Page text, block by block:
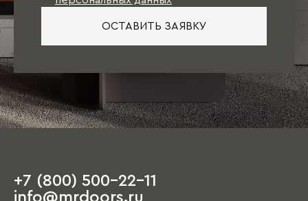
ОСТАВИТЬ ЗАЯВКУ
+7 (800) 500-22-11
info@mrdoors.ru